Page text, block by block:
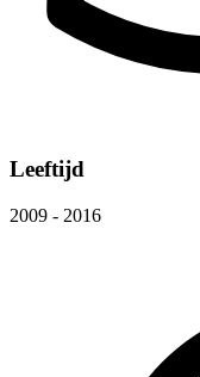
Leeftijd
2009 - 2016